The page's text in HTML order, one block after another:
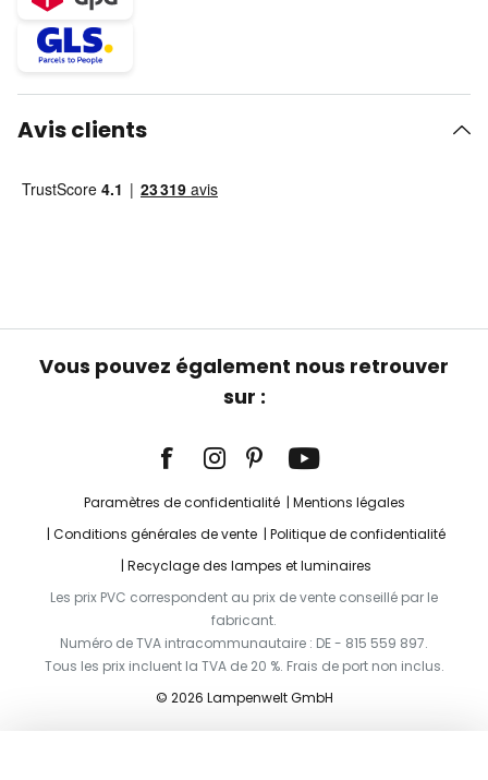
Avis clients
Vous pouvez également nous retrouver
sur :
Paramètres de confidentialité
Mentions légales
Conditions générales de vente
Politique de confidentialité
Recyclage des lampes et luminaires
Les prix PVC correspondent au prix de vente conseillé par le
fabricant.
Numéro de TVA intracommunautaire : DE - 815 559 897.
Tous les prix incluent la TVA de 20 %. Frais de port non inclus.
© 2026 Lampenwelt GmbH